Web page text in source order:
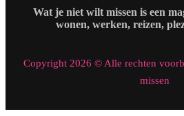
Wat je niet wilt missen is een
wonen, werken, reizen,
Copyright 2026 © Alle rechten
missen